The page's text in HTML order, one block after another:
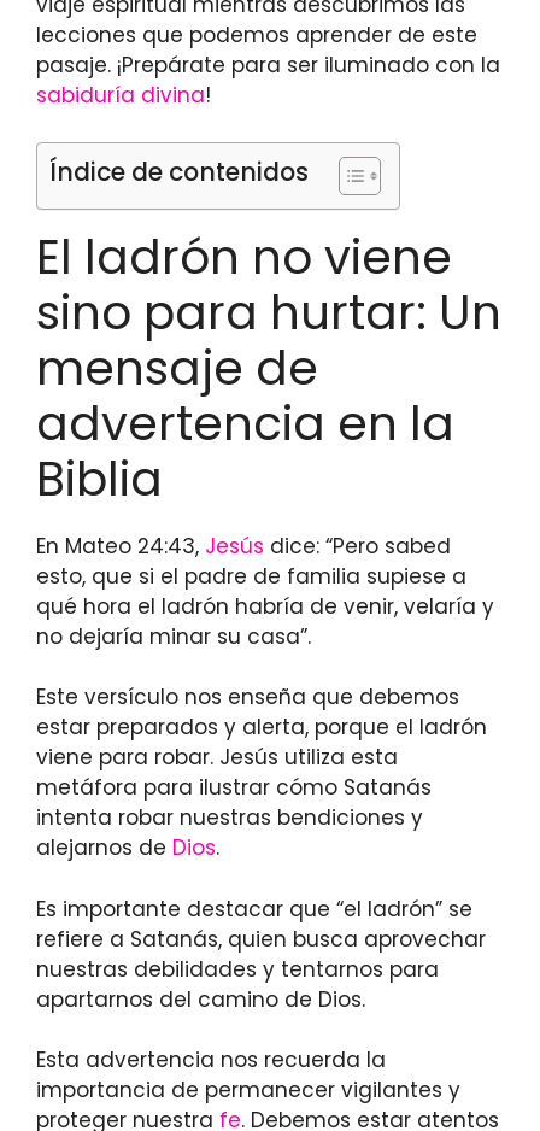
lecciones que podemos aprender de este
pasaje. ¡Prepárate para ser iluminado con la
sabiduría divina!
Índice de contenidos
El ladrón no viene
sino para hurtar: Un
mensaje de
advertencia en la
Biblia
En Mateo 24:43, Jesús dice: “Pero sabed
esto, que si el padre de familia supiese a
qué hora el ladrón habría de venir, velaría y
no dejaría minar su casa”.
Este versículo nos enseña que debemos
estar preparados y alerta, porque el ladrón
viene para robar. Jesús utiliza esta
metáfora para ilustrar cómo Satanás
intenta robar nuestras bendiciones y
alejarnos de Dios.
Es importante destacar que “el ladrón” se
refiere a Satanás, quien busca aprovechar
nuestras debilidades y tentarnos para
apartarnos del camino de Dios.
Esta advertencia nos recuerda la
importancia de permanecer vigilantes y
proteger nuestra fe. Debemos estar atentos